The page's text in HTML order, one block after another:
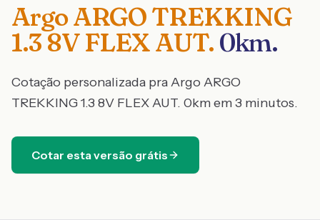
ArgoARGO TREKKING
1.3 8V FLEX AUT. 0km.
Cotação personalizada praArgo ARGO
TREKKING 1.3 8V FLEX AUT. 0kmem 3 minutos.
Cotar esta versão grátis